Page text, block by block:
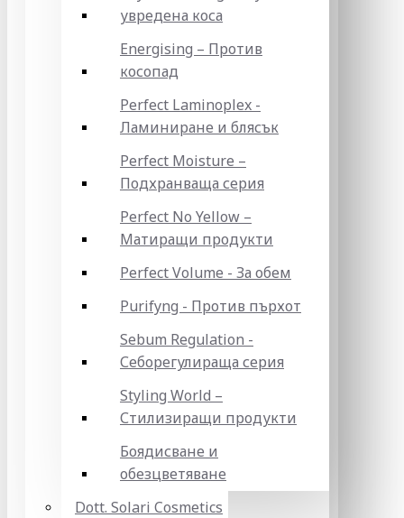
увредена коса
Energising – Против
косопад
Perfect Laminoplex -
Ламиниране и блясък
Perfect Moisture –
Подхранваща серия
Perfect No Yellow –
Матиращи продукти
Perfect Volume - За обем
Purifyng - Против пърхот
Sebum Regulation -
Себорегулираща серия
Styling World –
Стилизиращи продукти
Боядисване и
обезцветяване
Dott. Solari Cosmetics